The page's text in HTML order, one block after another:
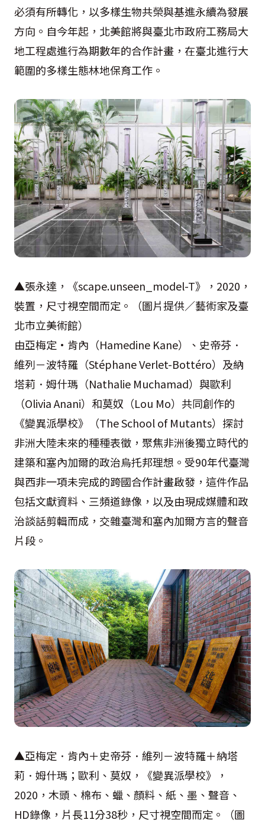
必須有所轉化，以多樣生物共榮與基進永續為發展
方向。自今年起，北美館將與臺北市政府工務局大
地工程處進行為期數年的合作計畫，在臺北進行大
範圍的多樣生態林地保育工作。
▲張永達，《scape.unseen_model-T》，2020，
裝置，尺寸視空間而定。（圖片提供／藝術家及臺
北市立美術館）
由亞梅定·肯內（Hamedine Kane）、史帝芬．
維列－波特羅（Stéphane Verlet-Bottéro）及納
塔莉．姆什瑪（Nathalie Muchamad）與歐利
（Olivia Anani）和莫奴（Lou Mo）共同創作的
《變異派學校》（The School of Mutants）探討
非洲大陸未來的種種表徵，聚焦非洲後獨立時代的
建築和塞內加爾的政治烏托邦理想。受90年代臺灣
與西非一項未完成的跨國合作計畫啟發，這件作品
包括文獻資料、三頻道錄像，以及由現成媒體和政
治談話剪輯而成，交雜臺灣和塞內加爾方言的聲音
片段。
▲亞梅定．肯內＋史帝芬．維列－波特羅＋納塔
莉．姆什瑪；歐利、莫奴，《變異派學校》，
2020，木頭、棉布、蠟、顏料、紙、墨、聲音、
HD錄像，片長11分38秒，尺寸視空間而定。（圖